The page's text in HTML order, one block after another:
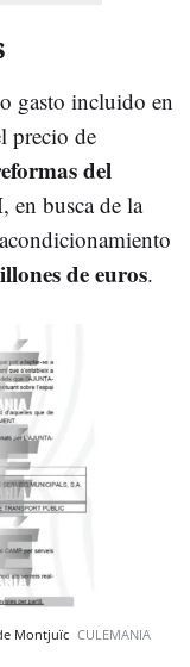
gasto incluido en
precio de
del
, en busca de la
de euros.
Montjuïc CULEMANIA